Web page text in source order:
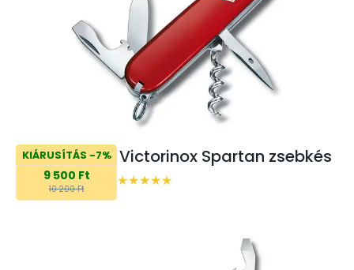
KIÁRUSÍTÁS -7%
9 500 Ft
10 200 Ft
Victorinox Spartan zsebkés